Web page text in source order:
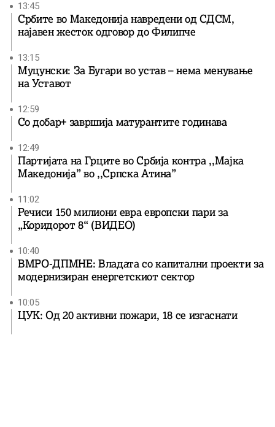
13:45
Србите во Македонија навредени од СДСМ,
најавен жесток одговор до Филипче
13:15
Муцунски: За Бугари во устав – нема менување
на Уставот
12:59
Со добар+ завршија матурантите годинава
12:49
Партијата на Грците во Србија контра ,,Мајка
Македонија” во ,,Српска Атина”
11:02
Речиси 150 милиони евра европски пари за
„Коридорот 8“ (ВИДЕО)
10:40
ВМРО-ДПМНЕ: Владата со капитални проекти за
модернизиран енергетскиот сектор
10:05
ЦУК: Од 20 активни пожари, 18 се изгаснати